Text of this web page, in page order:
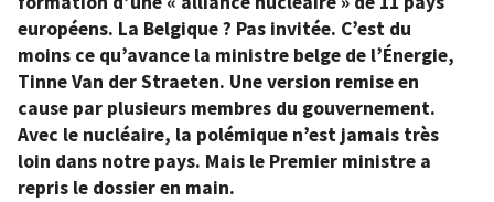
européens. La Belgique ? Pas invitée. C’est du
moins ce qu’avance la ministre belge de l’Énergie,
Tinne Van der Straeten. Une version remise en
cause par plusieurs membres du gouvernement.
Avec le nucléaire, la polémique n’est jamais très
loin dans notre pays. Mais le Premier ministre a
repris le dossier en main.